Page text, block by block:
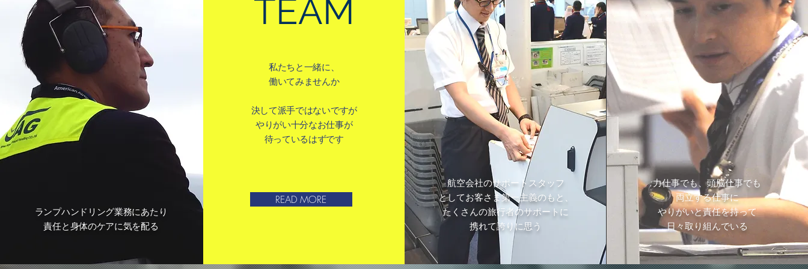
ランプハンドリング業務にあたり
​責任と身体のケアに気を配る
TEAM
私たちと一緒に、
働いてみませんか
決して派手ではないですが
やりがい十分なお仕事が
待っているはずです
READ MORE
​航空会社のサポートスタッフ
としてお客さま第一主義のもと、
たくさんの旅行者のサポートに
携れて誇りに思う
力仕事でも、頭脳仕事でも
両立する仕事に
やりがいと責任を持って
​日々取り組んでいる